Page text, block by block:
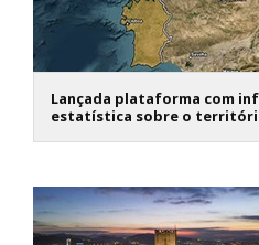
Lançada plataforma com
estatística sobre o